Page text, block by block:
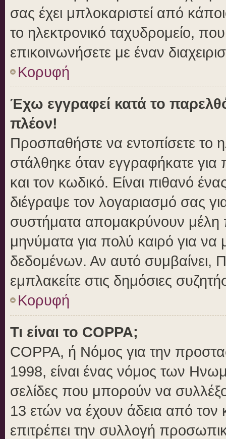
σας έχει μπλοκαριστεί από
το ηλεκτρονικό ταχυδρομείο,
επικοινωνήσετε με έναν
Κορυφή
Έχω εγγραφεί κατά το
πλέον!
Προσπαθήστε να εντοπίσετε το
στάλθηκε όταν εγγραφήκατε
και τον κωδικό. Είναι πιθανό
διέγραψε τον λογαριασμό σας
συστήματα απομακρύνουν μέλη
μηνύματα για πολύ καιρό για
δεδομένων. Αν αυτό συμβαίνει,
εμπλακείτε στις δημόσιες
Κορυφή
Τι είναι το COPPA;
COPPA, ή Νόμος για την
1998, είναι ένας νόμος των
σελίδες που μπορούν να
13 ετών να έχουν άδεια από τον
επιτρέπει την συλλογή